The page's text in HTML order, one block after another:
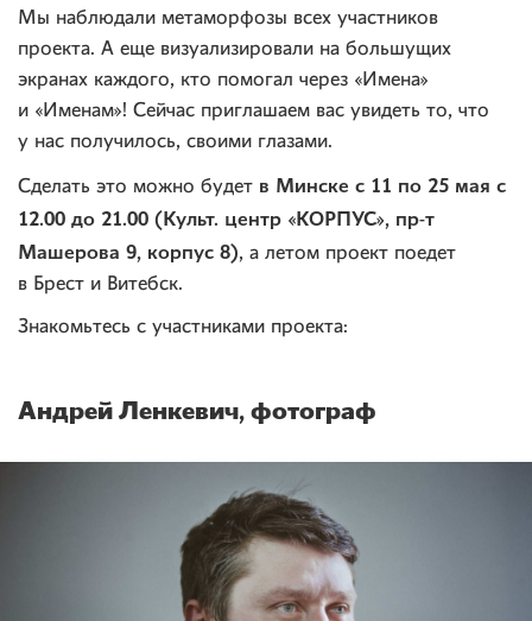
Мы наблюдали метаморфозы всех участников
проекта. А еще визуализировали на большущих
экранах каждого, кто помогал через «Имена»
и «Именам»! Сейчас приглашаем вас увидеть то, что
у нас получилось, своими глазами.
Сделать это можно будет в Минске с 11 по 25 мая c
12.00 до 21.00 (Культ. центр «КОРПУС», пр-т
Машерова 9, корпус 8), а летом проект поедет
в Брест и Витебск.
Знакомьтесь с участниками проекта:
Андрей Ленкевич, фотограф